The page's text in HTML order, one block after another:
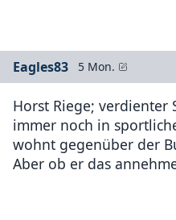
Eagles83 5 Mon.
Horst Riege; verdienter
immer noch in
wohnt gegenüber der
Aber ob er das